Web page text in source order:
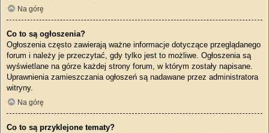
Na górę
Co to są ogłoszenia?
Ogłoszenia często zawierają ważne informacje dotyczące przeglądanego
forum i należy je przeczytać, gdy tylko jest to możliwe. Ogłoszenia są
wyświetlane na górze każdej strony forum, w którym zostały napisane.
Uprawnienia zamieszczania ogłoszeń są nadawane przez administratora
witryny.
Na górę
Co to są przyklejone tematy?